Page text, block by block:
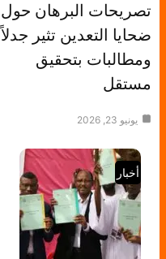
تصريحات البرهان حول
ضحايا التعدين تثير جدلاً
ومطالبات بتحقيق
مستقل
يونيو 23, 2026
أخبار